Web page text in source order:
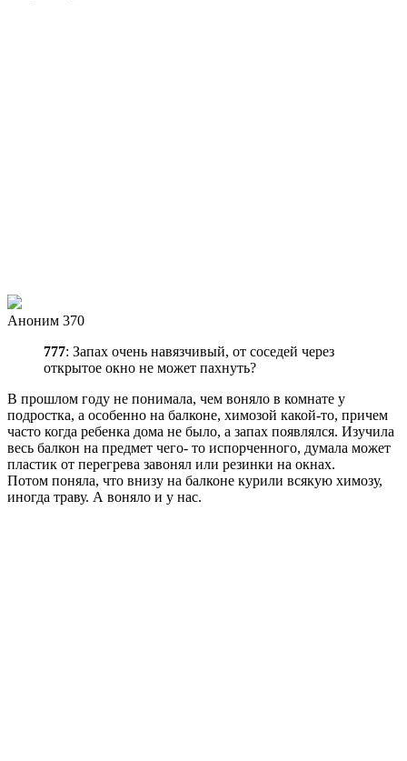
Аноним 370
777: Запах очень навязчивый, от соседей через
открытое окно не может пахнуть?
В прошлом году не понимала, чем воняло в комнате у
подростка, а особенно на балконе, химозой какой-то, причем
часто когда ребенка дома не было, а запах появлялся. Изучила
весь балкон на предмет чего- то испорченного, думала может
пластик от перегрева завонял или резинки на окнах.
Потом поняла, что внизу на балконе курили всякую химозу,
иногда траву. А воняло и у нас.